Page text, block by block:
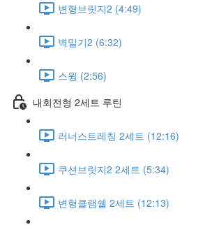
변형브릿지2 (4:49)
벽밀기2 (6:32)
스윙 (2:56)
내회전형 2세트 루틴
러너스트레칭 2세트 (12:16)
쿠션브릿지2 2세트 (5:34)
변형클램쉘 2세트 (12:13)